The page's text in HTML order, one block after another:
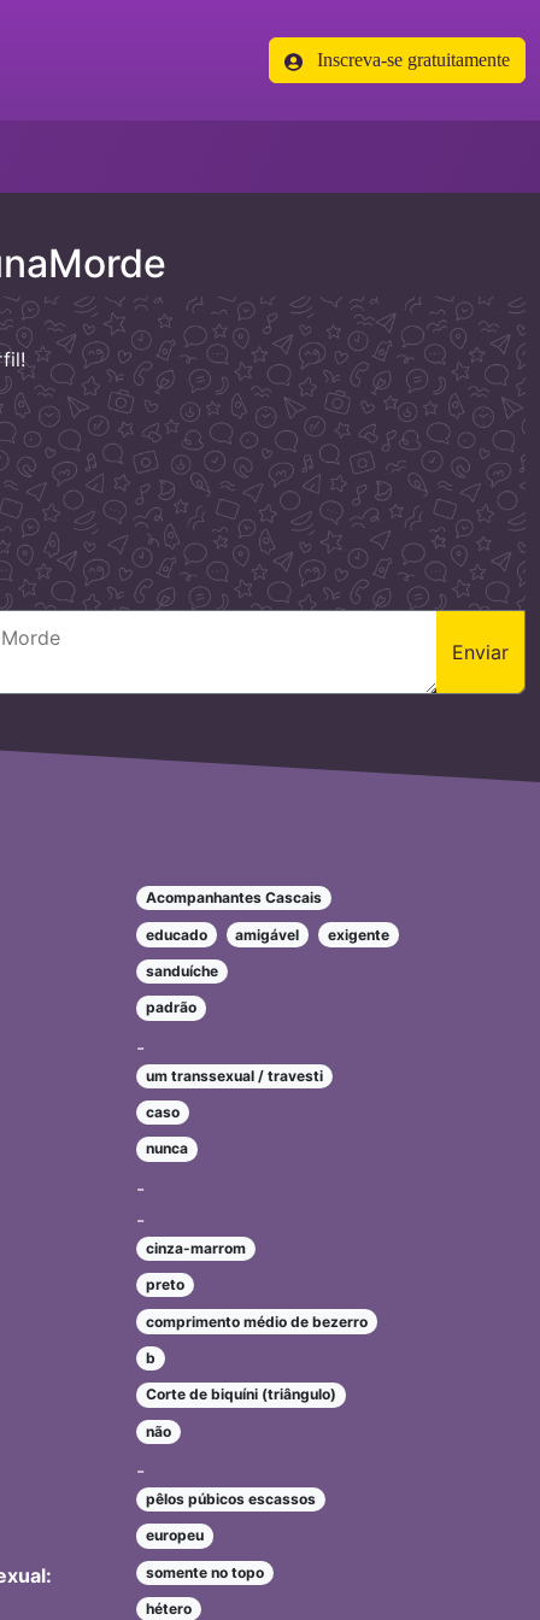
Inscreva-se gratuitamente
Enviar
Acompanhantes Cascais
educado amigável exigente
sanduíche
padrão
-
um transsexual / travesti
caso
nunca
-
-
cinza-marrom
preto
comprimento médio de bezerro
b
Corte de biquíni (triângulo)
não
-
pêlos púbicos escassos
europeu
somente no topo
hétero